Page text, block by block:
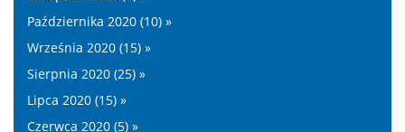
Października 2020 (10) »
Września 2020 (15) »
Sierpnia 2020 (25) »
Lipca 2020 (15) »
Czerwca 2020 (5) »